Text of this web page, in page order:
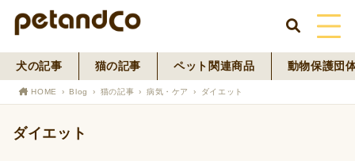
HOME
犬の記事 猫の記事 ペット関連商品 動物保護団
HOME Blog 猫の記事 病気・ケア ダイエット
ダイエット